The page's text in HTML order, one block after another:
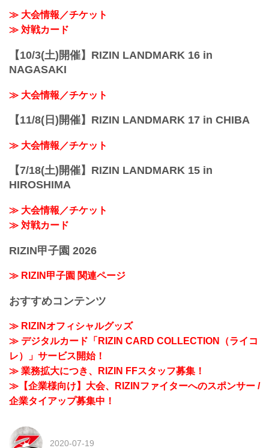
≫ 大会情報／チケット
≫ 対戦カード
【10/3(土)開催】RIZIN LANDMARK 16 in
NAGASAKI
≫ 大会情報／チケット
【11/8(日)開催】RIZIN LANDMARK 17 in CHIBA
≫ 大会情報／チケット
【7/18(土)開催】RIZIN LANDMARK 15 in
HIROSHIMA
≫ 大会情報／チケット
≫ 対戦カード
RIZIN甲子園 2026
≫ RIZIN甲子園 関連ページ
おすすめコンテンツ
≫ RIZINオフィシャルグッズ
≫ デジタルカード「RIZIN CARD COLLECTION（ライコ
レ）」サービス開始！
≫ 業務拡大につき、RIZIN FFスタッフ募集！
≫【企業様向け】大会、RIZINファイターへのスポンサー /
企業タイアップ募集中！
2020-07-19